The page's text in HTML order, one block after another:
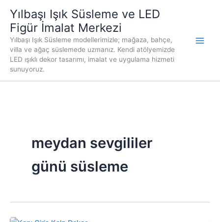
Yılbaşı Işık Süsleme ve LED
Figür İmalat Merkezi
Yılbaşı Işık Süsleme modellerimizle; mağaza, bahçe,
villa ve ağaç süslemede uzmanız. Kendi atölyemizde
LED ışıklı dekor tasarımı, imalat ve uygulama hizmeti
sunuyoruz.
meydan sevgililer
günü süsleme